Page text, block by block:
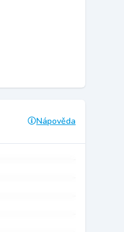
Nápověda